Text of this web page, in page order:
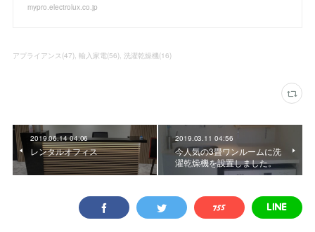
mypro.electrolux.co.jp
アプライアンス(47) 輸入家電(56) 洗濯乾燥機(16)
2019.06.14 04:06
レンタルオフィス
2019.03.11 04:56
今人気の3畳ワンルームに洗
濯乾燥機を設置しました。